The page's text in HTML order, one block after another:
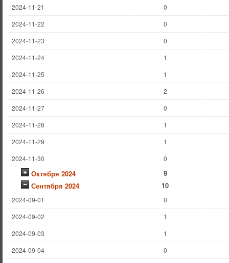
2024-11-21
0
2024-11-22
0
2024-11-23
0
2024-11-24
1
2024-11-25
1
2024-11-26
2
2024-11-27
0
2024-11-28
1
2024-11-29
1
2024-11-30
0
Октября 2024
9
Сентября 2024
10
2024-09-01
0
2024-09-02
1
2024-09-03
1
2024-09-04
0